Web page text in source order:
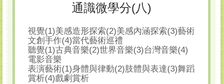
通識微學分(八)
視覺(1)美感造形探索(2)美感內涵探索(3)藝術
文創手作(4)當代藝術巡禮
聽覺(1)古典音樂(2)世界音樂(3)台灣音樂(4)
電影音樂
表演藝術(1)身體與律動(2)肢體與表達(3)舞蹈
賞析(4)戲劇賞析